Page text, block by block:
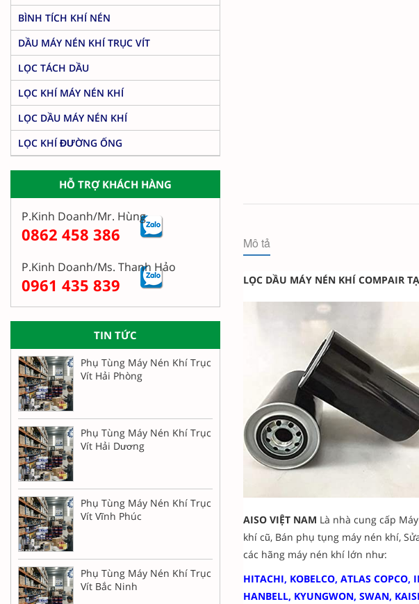
Mô tả
LỌC DẦU MÁY NÉN KHÍ COMPAIR
AISO VIỆT NAM Là nhà cung cấp
khí cũ, Bán phụ tụng máy nén khí,
các hãng máy nén khí lớn như:
HITACHI, KOBELCO, ATLAS COPCO,
HANBELL, KYUNGWON, SWAN,
BÌNH TÍCH KHÍ NÉN
DẦU MÁY NÉN KHÍ TRỤC VÍT
LỌC TÁCH DẦU
LỌC KHÍ MÁY NÉN KHÍ
LỌC DẦU MÁY NÉN KHÍ
LỌC KHÍ ĐƯỜNG ỐNG
HỖ TRỢ KHÁCH HÀNG
P.Kinh Doanh/Mr. Hùng
0862 458 386
P.Kinh Doanh/Ms. Thanh Hảo
0961 435 839
TIN TỨC
Phụ Tùng Máy Nén Khí Trục
Vít Hải Phòng
Phụ Tùng Máy Nén Khí Trục
Vít Hải Dương
Phụ Tùng Máy Nén Khí Trục
Vít Vĩnh Phúc
Phụ Tùng Máy Nén Khí Trục
Vít Bắc Ninh